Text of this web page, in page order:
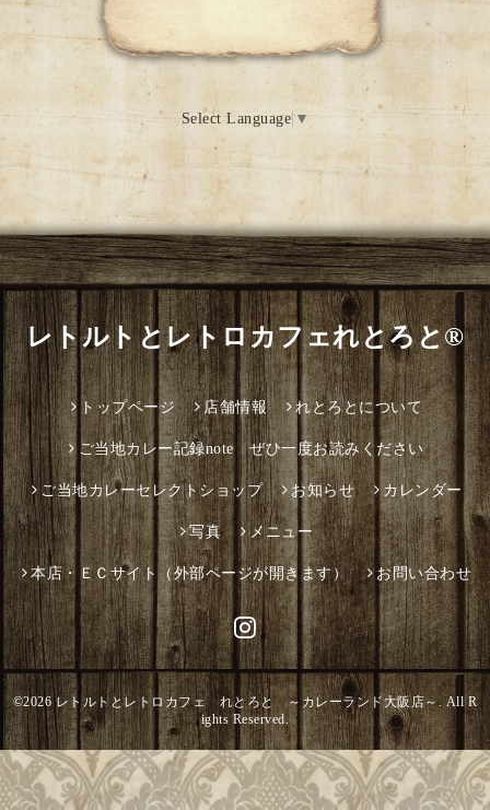
Select Language ▼
レトルトとレトロカフェれとろと®
トップページ 店舗情報 れとろとについて
ご当地カレー記録note ぜひ一度お読みください
ご当地カレーセレクトショップ お知らせ カレンダー
写真 メニュー
本店・ＥＣサイト（外部ページが開きます） お問い合わせ
©2026レトルトとレトロカフェ れとろと ～カレーランド大阪店～. All R
ights Reserved.